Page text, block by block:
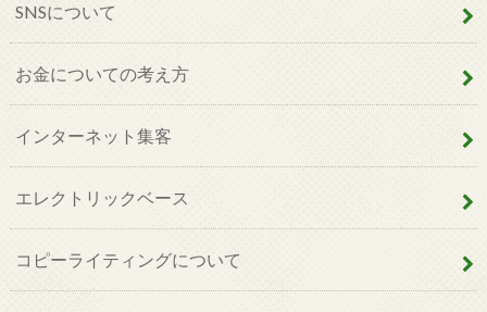
SNSについて
お金についての考え方
インターネット集客
エレクトリックベース
コピーライティングについて